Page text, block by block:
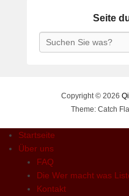
Seite
Search
Copyright © 2026
Theme: Catch
Startseite
Über uns
FAQ
Die Wer macht was
Kontakt